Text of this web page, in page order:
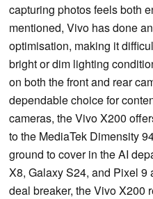
capturing photos feels both
mentioned, Vivo has done
optimisation, making it
bright or dim lighting
on both the front and rear
dependable choice for
cameras, the Vivo X200
to the MediaTek Dimensity
ground to cover in the AI
X8, Galaxy S24, and Pixel 9
deal breaker, the Vivo X200